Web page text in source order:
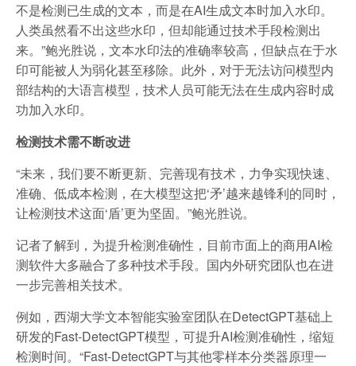
不是检测已生成的文本，而是在AI生成文本时加入水印。
人类虽然看不出这些水印，但却能通过技术手段检测出
来。”鲍光胜说，文本水印法的准确率较高，但缺点在于水
印可能被人为弱化甚至移除。此外，对于无法访问模型内
部结构的大语言模型，技术人员可能无法在生成内容时成
功加入水印。
检测技术需不断改进
“未来，我们要不断更新、完善现有技术，力争实现快速、
准确、低成本检测，在大模型这把‘矛’越来越锋利的同时，
让检测技术这面‘盾’更为坚固。”鲍光胜说。
记者了解到，为提升检测准确性，目前市面上的商用AI检
测软件大多融合了多种技术手段。国内外研究团队也在进
一步完善相关技术。
例如，西湖大学文本智能实验室团队在DetectGPT基础上
研发的Fast-DetectGPT模型，可提升AI检测准确性，缩短
检测时间。“Fast-DetectGPT与其他零样本分类器原理一